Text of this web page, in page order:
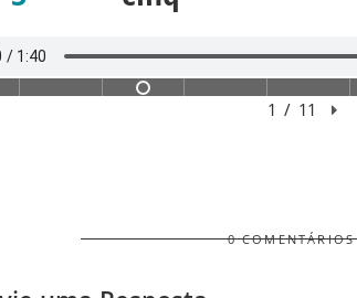
0 COMENTÁRIOS